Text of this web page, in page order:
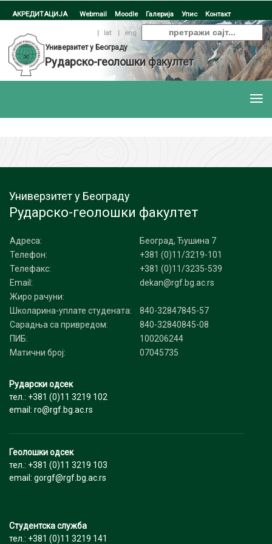
АКРЕДИТАЦИЈА Webmail Moodle Галерија Упис Контакт
| lat |
eng
Универзитет у Београду
Рударско-геолошки факултет
Универзитет у Београду
Рударско-геолошки факултет
Адреса:
Београд, Ђушина 7
Телефон:
+381 (0)11/3219-101
Телефакс:
+381 (0)11/3235-539
Email:
dekan@rgf.bg.ac.rs
Жиро рачуни:
Школарина-уплате студената:
840-32847845-57
Сарадња са привредом:
840-32840845-08
ПИБ:
100206244
Матични број:
07045735
Рударски одсек
тел.: +381 (0)11 3219 102
email: ro@rgf.bg.ac.rs
Геолошки одсек
тел.: +381 (0)11 3219 103
email: gorgf@rgf.bg.ac.rs
Студентска служба
тел.: +381 (0)11 3219 141